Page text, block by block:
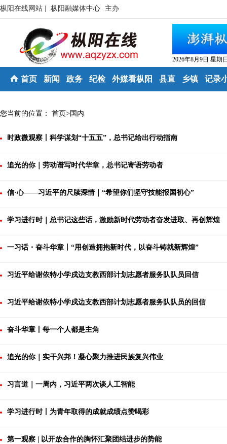
枞阳在线网站 | 枞阳融媒体中心 主办
2026年8月9日 星期
首页 新闻 政务 纪检 外媒看枞阳 县直 乡镇 记录
您当前的位置： 首页>国内
时政微观察丨科学谋划“十五五”，总书记给出行动指南
追光的你｜劳动谱写时代华章，总书记寄语劳动者
信·心——习近平的尺牍深情｜“希望你们坚守技能报国初心”
学习进行时｜总书记这些话，激励新时代劳动者奋发进取、再创辉煌
一习话・奋斗华章丨“用创造拥抱新时代，以奋斗铸就新辉煌”
习近平给谢依特小学戍边支教西部计划志愿者服务队队员回信
习近平给谢依特小学戍边支教西部计划志愿者服务队队员的回信
奋斗华章丨每一个人都是主角
追光的你｜实干兴邦！凝心聚力推进民族复兴伟业
习言道｜一周内，习近平两次谈人工智能
学习进行时丨为青年取得的成就成绩点赞喝彩
第一观察 | 以开放合作的胸怀汇聚团结进步的势能